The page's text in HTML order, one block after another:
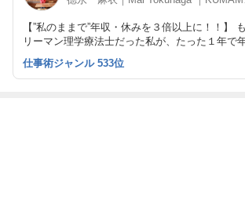
【”私のままで”年収・休みを３倍以上に！！】
リーマン理学療法士だった私が、たった１年で
に！”働き方”をを見直したい人のためのメソッド
仕事術ジャンル 533位